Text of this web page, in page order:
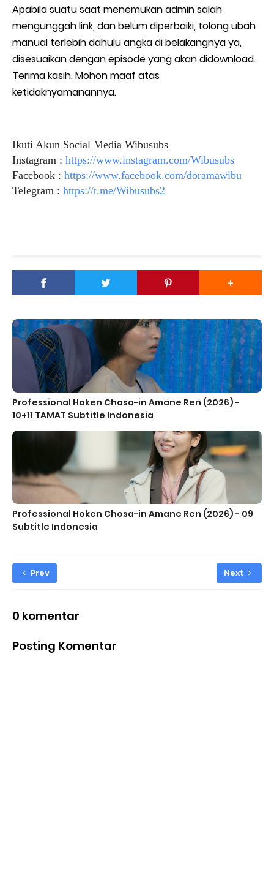
Apabila suatu saat menemukan admin salah
mengunggah link, dan belum diperbaiki, tolong ubah
manual terlebih dahulu angka di belakangnya ya,
disesuaikan dengan episode yang akan didownload.
Terima kasih. Mohon maaf atas
ketidaknyamanannya.
Ikuti Akun Social Media Wibusubs
Instagram : https://www.instagram.com/Wibusubs
Facebook : https://www.facebook.com/doramawibu
Telegram : https://t.me/Wibusubs2
Professional Hoken Chosa-in Amane Ren (2026) -
10+11 TAMAT Subtitle Indonesia
Professional Hoken Chosa-in Amane Ren (2026) - 09
Subtitle Indonesia
Prev Next
0 komentar
Posting Komentar